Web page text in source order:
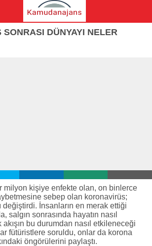
SONRASI DÜNYAYI NELER
milyon kişiye enfekte olan, on binlerce
sebep olan koronavirüs;
değiştirdi. İnsanların en merak ettiği
salgın sonrasında hayatın nasıl
bu durumdan nasıl etkileneceği
fütüristlere soruldu, onlar da korona
öngörülerini paylaştı.